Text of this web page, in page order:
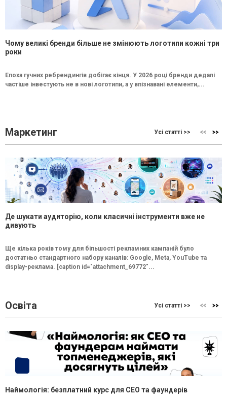
Чому великі бренди більше не змінюють логотипи кожні три
роки
Епоха гучних ребрендингів добігає кінця. У 2026 році бренди дедалі
частіше інвестують не в нові логотипи, а у впізнавані елементи,...
Маркетинг Усі статті >>
Де шукати аудиторію, коли класичні інструменти вже не
дивують
Ще кілька років тому для більшості рекламних кампаній було
достатньо стандартного набору каналів: Google, Meta, YouTube та
display-реклама. [caption id="attachment_69772"...
Освіта Усі статті >>
Наймологія: безплатний курс для CEO та фаундерів